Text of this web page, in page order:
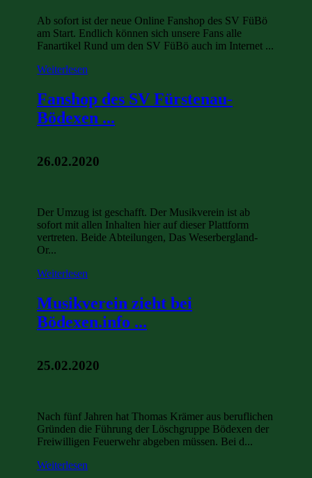
Ab sofort ist der neue Online Fanshop des SV FüBö
am Start. Endlich können sich unsere Fans alle
Fanartikel Rund um den SV FüBö auch im Internet ...
Weiterlesen
Fanshop des SV Fürstenau-
Bödexen ...
26.02.2020
Der Umzug ist geschafft. Der Musikverein ist ab
sofort mit allen Inhalten hier auf dieser Plattform
vertreten. Beide Abteilungen, Das Weserbergland-
Or...
Weiterlesen
Musikverein zieht bei
Bödexen.info ...
25.02.2020
Nach fünf Jahren hat Thomas Krämer aus beruflichen
Gründen die Führung der Löschgruppe Bödexen der
Freiwilligen Feuerwehr abgeben müssen. Bei d...
Weiterlesen